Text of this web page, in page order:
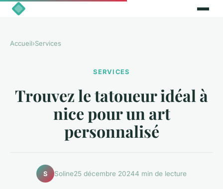
Accueil›Services
SERVICES
Trouvez le tatoueur idéal à
nice pour un art
personnalisé
S Soline25 décembre 20244 min de lecture